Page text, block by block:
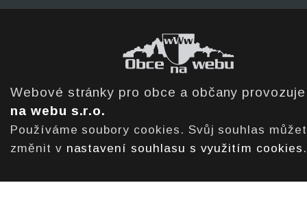
Webové stránky pro obce a občany
na webu s.r.o.
Používáme soubory cookies. Svůj souhlas
změnit v nastavení souhlasu s využitím cookies .